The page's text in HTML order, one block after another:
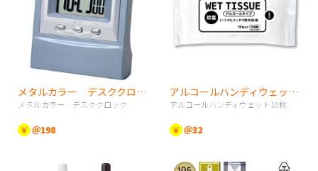
メタルカラー デスククロック
メタルカラー デスククロック
￥ ＠198
アルコールハンディウェット10枚
アルコールハンディウェット10枚
￥ ＠32